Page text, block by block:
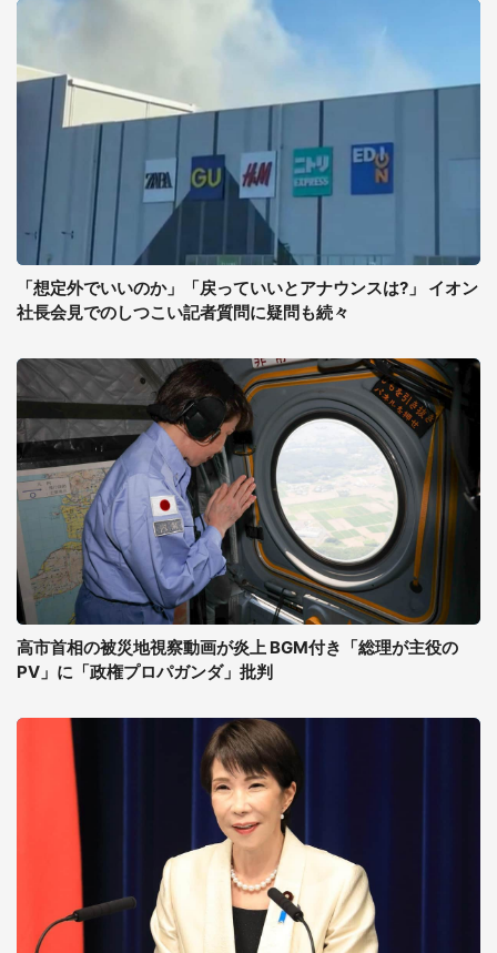
「想定外でいいのか」「戻っていいとアナウンスは?」 イオン
社長会見でのしつこい記者質問に疑問も続々
高市首相の被災地視察動画が炎上 BGM付き「総理が主役の
PV」に「政権プロパガンダ」批判